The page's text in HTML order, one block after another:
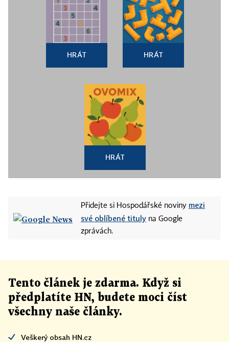
HRÁT HRÁT
HRÁT
Přidejte si Hospodářské noviny mezi
své oblíbené tituly na Google
zprávách.
Tento článek je zdarma. Když si
předplatíte HN, budete moci číst
všechny naše články.
Veškerý obsah HN.cz